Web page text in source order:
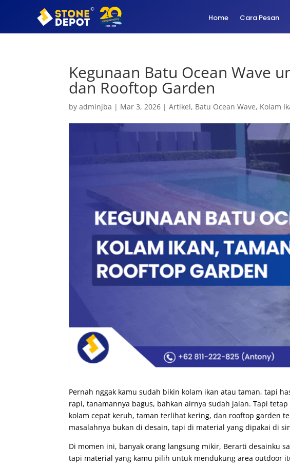
Home Cara Pesan
Kegunaan Batu Ocean Wave
dan Rooftop Garden
byadminjba | Mar 3, 2026 |Artikel, Batu Ocean Wave, Kolam
Pernah nggak kamu sudah bikin kolam ikan atau taman, tapi
rapi, tanamannya bagus, bahkan airnya sudah jalan. Tapi
kolam cepat keruh, taman terlihat kering, dan rooftop garden
masalahnya bukan di desain, tapi di material yang dipakai di
Di momen ini, banyak orang langsung mikir, Berarti desainku
tapi material yang kamu pilih untuk mendukung area outdoor